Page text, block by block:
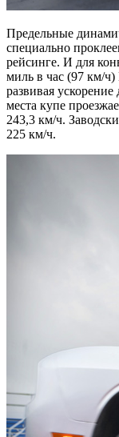
Предельные
специально
рейсинге. И для
миль в час (97 км/ч)
развивая
места купе
243,3 км/ч.
225 км/ч.